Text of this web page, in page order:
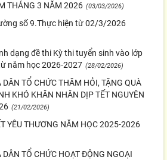
THÁNG 3 NĂM 2026 (03/03/2026)
số 9.Thực hiện từ 02/3/2026
dạng đề thi Kỳ thi tuyển sinh vào lớp
năm học 2026-2027 (28/02/2026)
TỔ CHỨC THĂM HỎI, TẶNG QUÀ
KHÓ KHĂN NHÂN DỊP TẾT NGUYÊN
(21/02/2026)
YÊU THƯƠNG NĂM HỌC 2025-2026
TỔ CHỨC HOẠT ĐỘNG NGOẠI